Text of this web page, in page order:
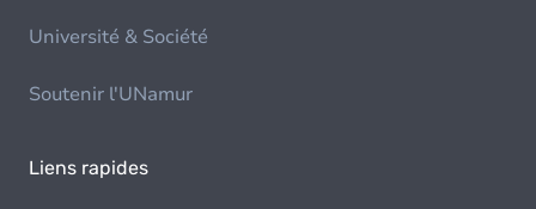
Université & Société
Soutenir l'UNamur
Liens rapides